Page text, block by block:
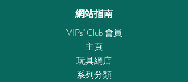
網站指南
VIPs' Club 會員
主頁
玩具網店
系列分類